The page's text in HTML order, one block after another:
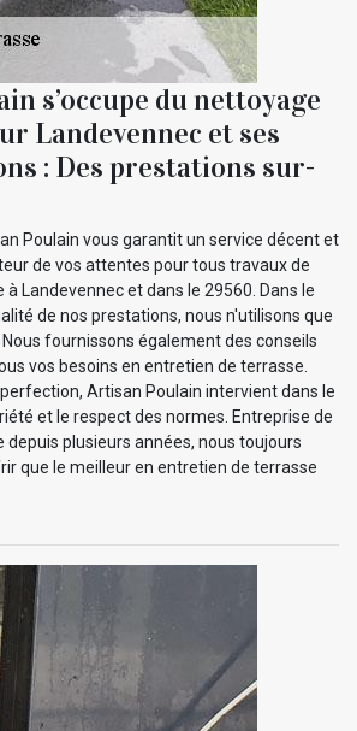
s’occupe du nettoyage
Landevennec et ses
: Des prestations sur-
Poulain vous garantit un service décent et
de vos attentes pour tous travaux de
Landevennec et dans le 29560. Dans le
de nos prestations, nous n'utilisons que
fournissons également des conseils
vos besoins en entretien de terrasse.
Artisan Poulain intervient dans le
et le respect des normes. Entreprise de
plusieurs années, nous toujours
que le meilleur en entretien de terrasse